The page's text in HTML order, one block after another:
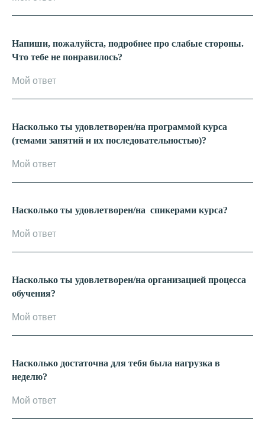
Напиши, пожалуйста, подробнее про слабые стороны.
Что тебе не понравилось?
Насколько ты удовлетворен/на программой курса
(темами занятий и их последовательностью)?
Насколько ты удовлетворен/на спикерами курса?
Насколько ты удовлетворен/на организацией процесса
обучения?
Насколько достаточна для тебя была нагрузка в
неделю?